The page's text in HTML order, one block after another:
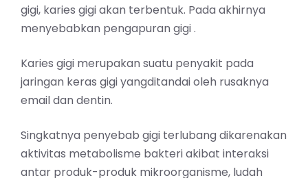
gigi, karies gigi akan terbentuk. Pada akhirnya
menyebabkan pengapuran gigi .
Karies gigi merupakan suatu penyakit pada
jaringan keras gigi yangditandai oleh rusaknya
email dan dentin.
Singkatnya penyebab gigi terlubang dikarenakan
aktivitas metabolisme bakteri akibat interaksi
antar produk-produk mikroorganisme, ludah